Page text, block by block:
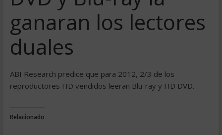
ganaran los lectores
duales
ABI Research predice que para 2012, 2/3 de los
reproductores HD vendidos leeran Blu-ray y HD DVD.
Relacionado